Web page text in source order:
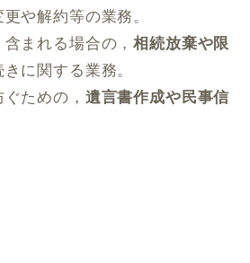
や解約等の業務。
含まれる場合の，相続放棄や限
に関する業務。
ための， 遺言書作成や民事信